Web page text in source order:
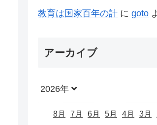
教育は国家百年の計 に goto
アーカイブ
2026年
8月 7月 6月 5月 4月 3月